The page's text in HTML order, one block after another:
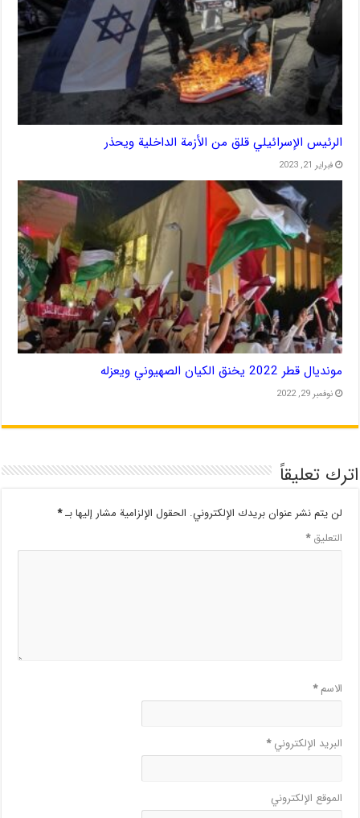
الرئيس الإسرائيلي قلق من الأزمة الداخلية ويحذر
فبراير 21, 2023
مونديال قطر 2022 يخنق الكيان الصهيوني ويعزله
نوفمبر 29, 2022
اترك تعليقاً
لن يتم نشر عنوان بريدك الإلكتروني. الحقول الإلزامية مشار إليها بـ*
التعليق*
الاسم*
البريد الإلكتروني*
الموقع الإلكتروني